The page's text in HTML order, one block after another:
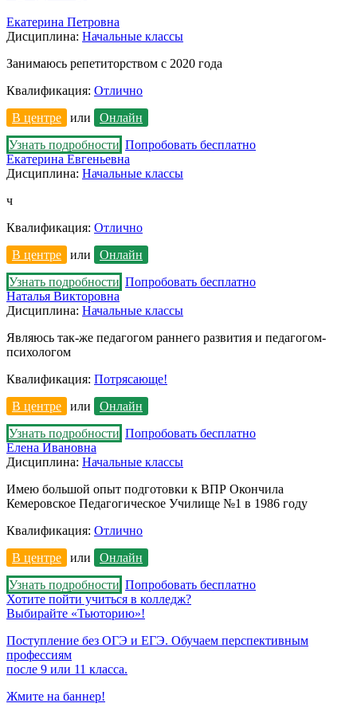
Екатерина Петровна
Дисциплина: Начальные классы
Занимаюсь репетиторством с 2020 года
Квалификация: Отлично
В центре
или
Онлайн
Узнать подробности Попробовать бесплатно
Екатерина Евгеньевна
Дисциплина: Начальные классы
ч
Квалификация: Отлично
В центре
или
Онлайн
Узнать подробности Попробовать бесплатно
Наталья Викторовна
Дисциплина: Начальные классы
Являюсь так-же педагогом раннего развития и педагогом-
психологом
Квалификация: Потрясающе!
В центре
или
Онлайн
Узнать подробности Попробовать бесплатно
Елена Ивановна
Дисциплина: Начальные классы
Имею большой опыт подготовки к ВПР Окончила
Кемеровское Педагогическое Училище №1 в 1986 году
Квалификация: Отлично
В центре
или
Онлайн
Узнать подробности Попробовать бесплатно
Хотите пойти учиться в колледж?
Выбирайте «Тьюторию»!
Поступление без ОГЭ и ЕГЭ. Обучаем перспективным
профессиям
после 9 или 11 класса.
Жмите на баннер!